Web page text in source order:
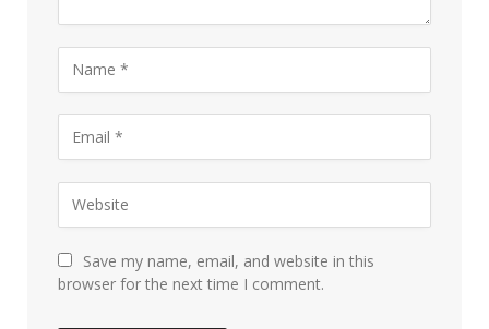
Save my name, email, and website in this
browser for the next time I comment.